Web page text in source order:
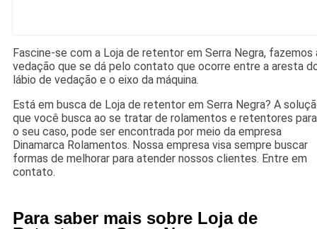
Fascine-se com a Loja de retentor em Serra Negra, fazemos
vedação que se dá pelo contato que ocorre entre a aresta
lábio de vedação e o eixo da máquina.
Está em busca de Loja de retentor em Serra Negra? A
que você busca ao se tratar de rolamentos e retentores para
o seu caso, pode ser encontrada por meio da empresa
Dinamarca Rolamentos. Nossa empresa visa sempre buscar
formas de melhorar para atender nossos clientes. Entre em
contato.
Para saber mais sobre Loja de